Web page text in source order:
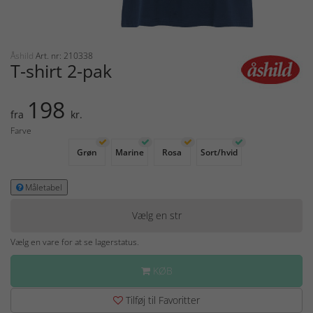
Åshild Art. nr: 210338
T-shirt 2-pak
fra 198 kr.
Farve
Grøn
Marine Rosa Sort/hvid
Måletabel
Vælg en str
Vælg en vare for at se lagerstatus.
KØB
Tilføj til Favoritter